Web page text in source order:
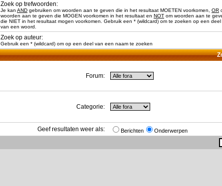
Zoek op trefwoorden:
Je kan AND gebruiken om woorden aan te geven die in het resultaat MOETEN voorkomen, OR
woorden aan te geven die MOGEN voorkomen in het resultaat en NOT om woorden aan te
die NIET in het resultaat mogen voorkomen. Gebruik een * (wildcard) om te zoeken op een deel
van een woord.
Zoek op auteur:
Gebruik een * (wildcard) om op een deel van een naam te zoeken
Forum:
Categorie:
Geef resultaten weer als: Berichten Onderwerpen